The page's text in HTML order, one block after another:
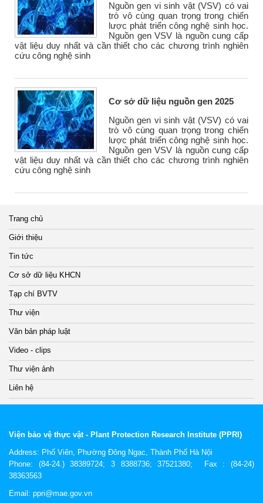
Nguồn gen vi sinh vật (VSV) có vai
trò vô cùng quan trọng trong chiến
lược phát triển công nghệ sinh học.
Nguồn gen VSV là nguồn cung cấp
vật liệu duy nhất và cần thiết cho các chương trình nghiên
cứu công nghệ sinh
Cơ sở dữ liệu nguồn gen 2025
Nguồn gen vi sinh vật (VSV) có vai
trò vô cùng quan trọng trong chiến
lược phát triển công nghệ sinh học.
Nguồn gen VSV là nguồn cung cấp
vật liệu duy nhất và cần thiết cho các chương trình nghiên
cứu công nghệ sinh
Trang chủ
Giới thiệu
Tin tức
Cơ sở dữ liệu KHCN
Tạp chí BVTV
Thư viện
Văn bản pháp luật
Video - clips
Thư viện ảnh
Liên hệ
Viện bảo vệ thực vật - Plant Protection Research Institute (PPRI)
Address: Phố Viên, Phường Đông Ngạc, Thành Phố Hà Nội
Phone: (84-24.) 38389724; 3 8388736; 37521380; Fax : (84-24)
38363563
Email: ppri@mae.gov.vn